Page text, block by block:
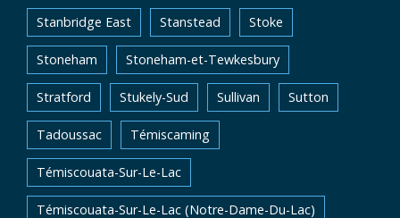
Stanbridge East Stanstead Stoke
Stoneham Stoneham-et-Tewkesbury
Stratford Stukely-Sud Sullivan Sutton
Tadoussac Témiscaming
Témiscouata-Sur-Le-Lac
Témiscouata-Sur-Le-Lac (Notre-Dame-Du-Lac)